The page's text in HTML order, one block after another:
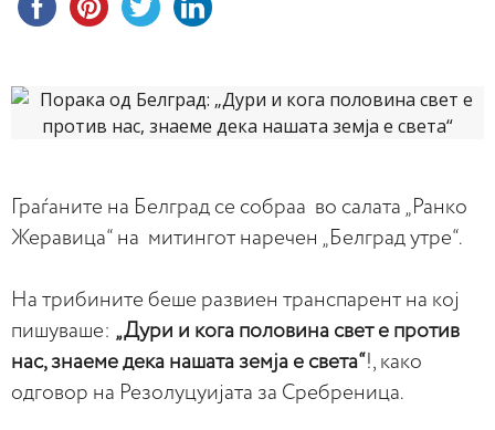
Граѓаните на Белград се собраа во салата „Ранко
Жеравица“ на митингот наречен „Белград утре“.
На трибините беше развиен транспарент на кој
пишуваше: „Дури и кога половина свет е против
нас, знаеме дека нашата земја е света“!, како
одговор на Резолуцуијата за Сребреница.